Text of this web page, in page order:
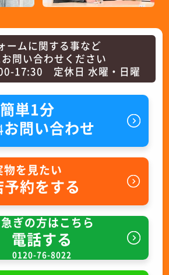
ームに関する事など
問い合わせください
17:30 定休日 水曜・日曜
簡単1分
お問い合わせ
物を見たい
予約をする
ぎの方はこちら
電話する
0120-76-8022